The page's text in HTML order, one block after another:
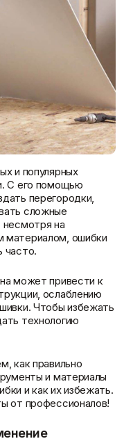
для красок
для дерева и
больше
полы
для пола
(промышленный
больше
Мембраны
ПВД техническая
больше
и популярных
С его помощью
перегородки,
сложные
несмотря на
материалом, ошибки
часто.
может привести к
ослаблению
Чтобы избежать
технологию
как правильно
и материалы
и как их избежать.
от профессионалов!